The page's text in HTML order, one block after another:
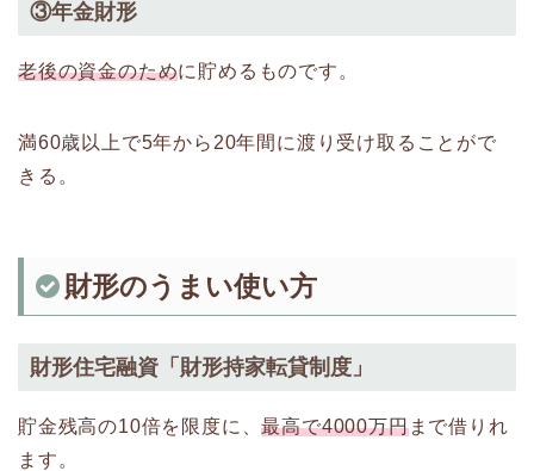
③年金財形
老後の資金のために貯めるものです。
満60歳以上で5年から20年間に渡り受け取ることがで
きる。
財形のうまい使い方
財形住宅融資「財形持家転貸制度」
貯金残高の10倍を限度に、最高で4000万円まで借りれ
ます。